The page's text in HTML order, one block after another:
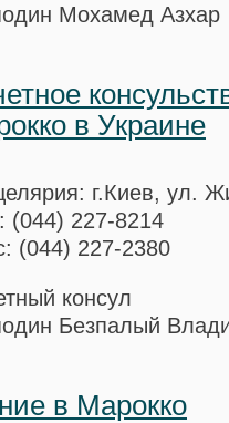
Мохамед Азхар
в Украине
г.Киев, ул.
(044) 227-8214
(044) 227-2380
консул
Безпалый
в Маpокко